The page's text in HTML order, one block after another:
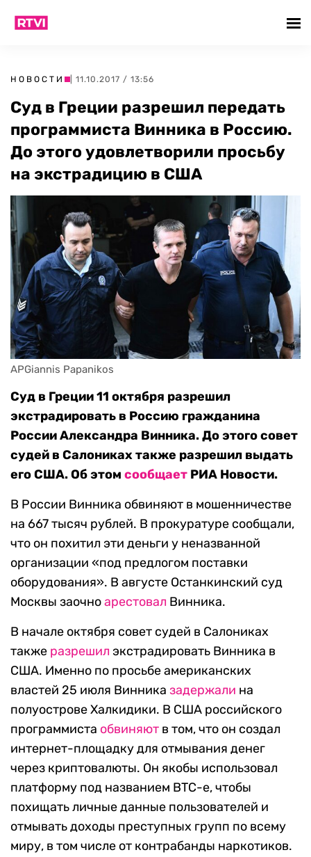
НОВОСТИ | 11.10.2017 / 13:56
Суд в Греции разрешил передать
программиста Винника в Россию.
До этого удовлетворили просьбу
на экстрадицию в США
APGiannis Papanikos
Суд в Греции 11 октября разрешил
экстрадировать в Россию гражданина
России Александра Винника. До этого совет
судей в Салониках также разрешил выдать
его США. Об этом сообщает РИА Новости.
В России Винника обвиняют в мошенничестве
на 667 тысяч рублей. В прокуратуре сообщали,
что он похитил эти деньги у неназванной
организации «под предлогом поставки
оборудования». В августе Останкинский суд
Москвы заочноарестовал Винника.
В начале октября совет судей в Салониках
также разрешил экстрадировать Винника в
США. Именно по просьбе американских
властей 25 июля Винника задержали на
полуострове Халкидики. В США российского
программиста обвиняют в том, что он создал
интернет-площадку для отмывания денег
через криптовалюты. Он якобы использовал
платформу под названием BTC-e, чтобы
похищать личные данные пользователей и
отмывать доходы преступных групп по всему
миру, в том числе от контрабанды наркотиков.